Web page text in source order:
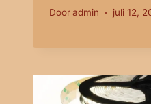
Dooradmin juli 12,